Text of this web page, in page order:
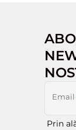
Email
Prin